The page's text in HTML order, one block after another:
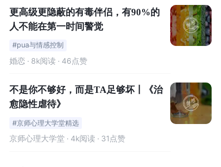
01
当配偶或爱人对你不忠
如果你正处于一段亲密关系中（无论是已婚或未婚），而
更高级更隐蔽的有毒伴侣，有90%的
人不能在第一时间警觉
#pua与情感控制
婚恋 · 8k阅读 · 46点赞
不是你不够好，而是TA足够坏丨《治
愈隐性虐待》
#京师心理大学堂精选
京师心理大学堂 · 4k阅读 · 31点赞